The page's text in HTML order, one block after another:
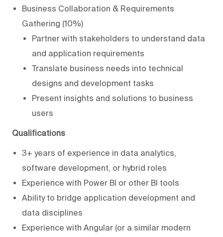
Business Collaboration & Requirements
Gathering (10%)
Partner with stakeholders to understand data
and application requirements
Translate business needs into technical
designs and development tasks
Present insights and solutions to business
users
Qualifications
3+ years of experience in data analytics,
software development, or hybrid roles
Experience with Power BI or other BI tools
Ability to bridge application development and
data disciplines
Experience with Angular (or a similar modern